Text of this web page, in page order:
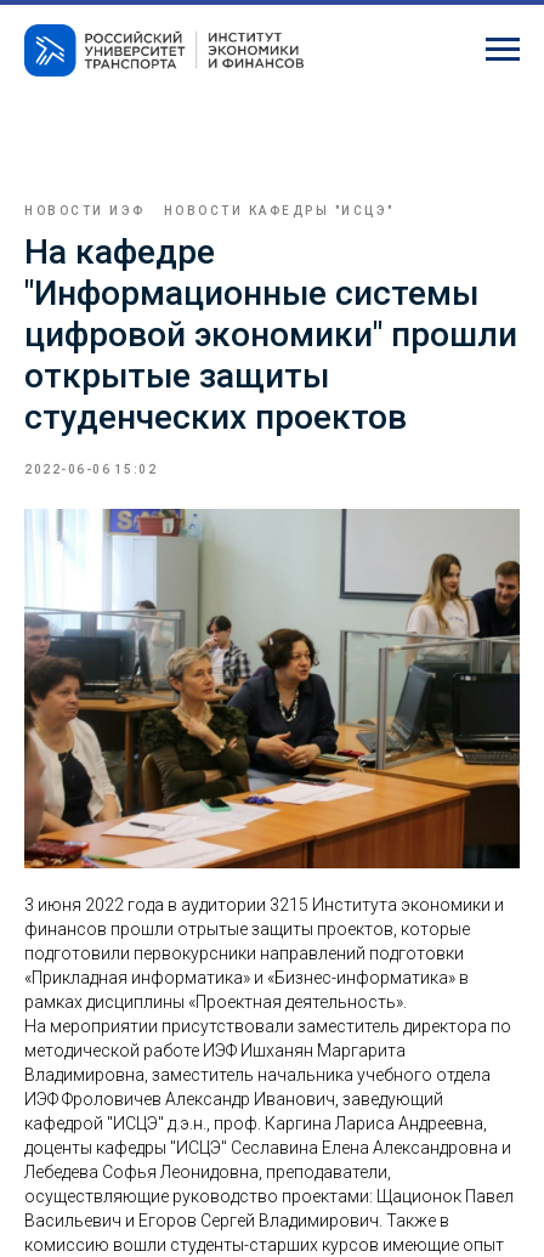
НОВОСТИ ИЭФ НОВОСТИ КАФЕДРЫ "ИСЦЭ"
На кафедре
"Информационные системы
цифровой экономики" прошли
открытые защиты
студенческих проектов
2022-06-06 15:02
3 июня 2022 года в аудитории 3215 Института экономики и
финансов прошли отрытые защиты проектов, которые
подготовили первокурсники направлений подготовки
«Прикладная информатика» и «Бизнес-информатика» в
рамках дисциплины «Проектная деятельность».
На мероприятии присутствовали заместитель директора по
методической работе ИЭФ Ишханян Маргарита
Владимировна, заместитель начальника учебного отдела
ИЭФ Фроловичев Александр Иванович, заведующий
кафедрой "ИСЦЭ" д.э.н., проф. Каргина Лариса Андреевна,
доценты кафедры "ИСЦЭ" Сеславина Елена Александровна и
Лебедева Софья Леонидовна, преподаватели,
осуществляющие руководство проектами: Щационок Павел
Васильевич и Егоров Сергей Владимирович. Также в
комиссию вошли студенты-старших курсов имеющие опыт